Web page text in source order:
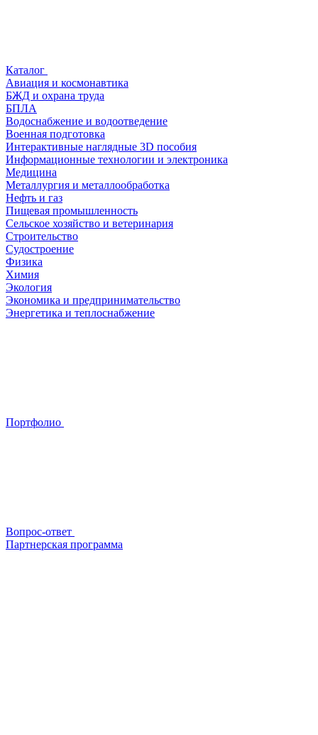
Каталог
Авиация и космонавтика
БЖД и охрана труда
БПЛА
Водоснабжение и водоотведение
Военная подготовка
Интерактивные наглядные 3D пособия
Информационные технологии и электроника
Медицина
Металлургия и металлообработка
Нефть и газ
Пищевая промышленность
Сельское хозяйство и ветеринария
Строительство
Судостроение
Физика
Химия
Экология
Экономика и предпринимательство
Энергетика и теплоснабжение
Портфолио
Вопрос-ответ
Партнерская программа